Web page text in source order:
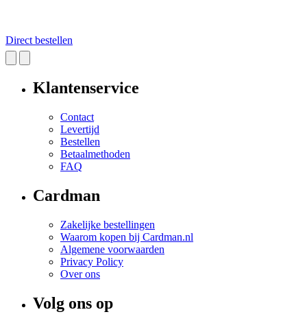
Direct bestellen
Klantenservice
Contact
Levertijd
Bestellen
Betaalmethoden
FAQ
Cardman
Zakelijke bestellingen
Waarom kopen bij Cardman.nl
Algemene voorwaarden
Privacy Policy
Over ons
Volg ons op